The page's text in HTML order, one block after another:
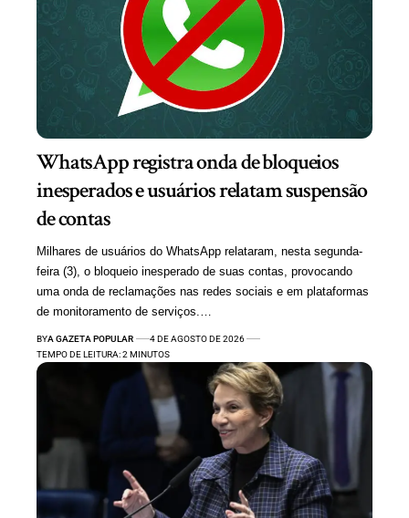
WhatsApp registra onda de bloqueios
inesperados e usuários relatam suspensão
de contas
Milhares de usuários do WhatsApp relataram, nesta segunda-
feira (3), o bloqueio inesperado de suas contas, provocando
uma onda de reclamações nas redes sociais e em plataformas
de monitoramento de serviços.…
BYA GAZETA POPULAR
4 DE AGOSTO DE 2026
TEMPO DE LEITURA: 2 MINUTOS